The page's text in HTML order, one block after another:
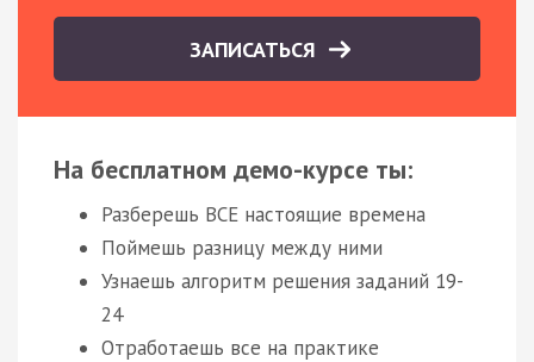
ЗАПИСАТЬСЯ
На бесплатном демо-курсе ты:
Разберешь ВСЕ настоящие времена
Поймешь разницу между ними
Узнаешь алгоритм решения заданий 19-
24
Отработаешь все на практике